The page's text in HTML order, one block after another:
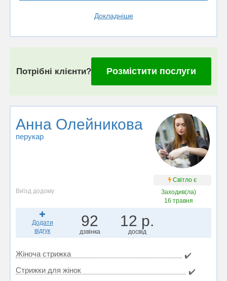
Докладніше
Потрібні клієнти? Розмістити послуги
Анна Олейникова
перукар
Світло є
Виїзд додому
Заходив(ла)
16 травня
Додати
відгук
92
дзвінка
12 р.
досвід
Жіноча стрижка
✔️
Стрижки для жінок
✔️